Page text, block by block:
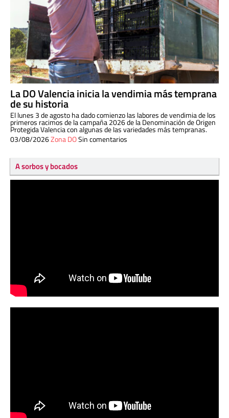
La DO Valencia inicia la vendimia más temprana
de su historia
El lunes 3 de agosto ha dado comienzo las labores de vendimia de los
primeros racimos de la campaña 2026 de la Denominación de Origen
Protegida Valencia con algunas de las variedades más tempranas.
03/08/2026Zona DOSin comentarios
A sorbos y bocados